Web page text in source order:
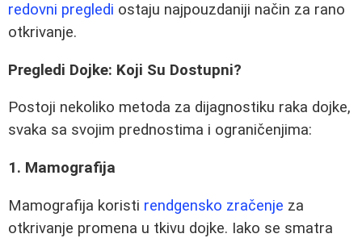
redovni pregledi ostaju najpouzdaniji način za rano
otkrivanje.
Pregledi Dojke: Koji Su Dostupni?
Postoji nekoliko metoda za dijagnostiku raka dojke,
svaka sa svojim prednostima i ograničenjima:
1. Mamografija
Mamografija koristi rendgensko zračenje za
otkrivanje promena u tkivu dojke. Iako se smatra